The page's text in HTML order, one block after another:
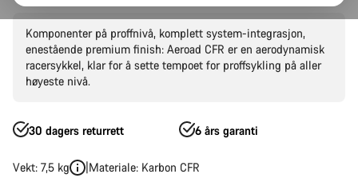
Komponenter på proffnivå, komplett system-integrasjon,
enestående premium finish: Aeroad CFR er en aerodynamisk
racersykkel, klar for å sette tempoet for proffsykling på aller
høyeste nivå.
30 dagers returrett 6 års garanti
Vekt: 7,5 kg
Materiale: Karbon CFR